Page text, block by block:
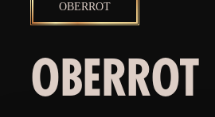
OBERROT
OBERROT